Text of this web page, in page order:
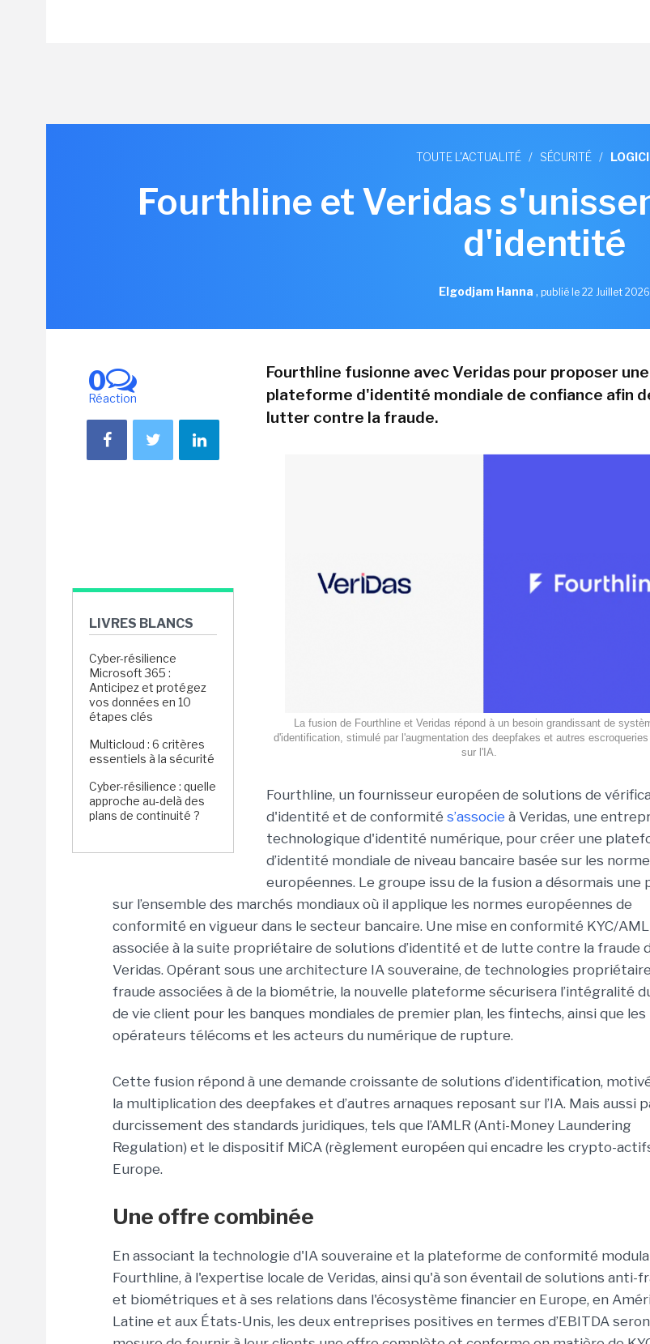
TOUTE L'ACTUALITÉ / SÉCURITÉ /
Fourthline et Veridas
d'identité
Elgodjam Hanna , publié le 22 Juillet 2026
0
Réaction
LIVRES BLANCS
Cyber-résilience
Microsoft 365 :
Anticipez et protégez
vos données en 10
étapes clés
Multicloud : 6 critères
essentiels à la sécurité
Cyber-résilience : quelle
approche au-delà des
plans de continuité ?
Fourthline fusionne avec Veridas pour proposer une
plateforme d'identité mondiale de confiance afin
lutter contre la fraude.
La fusion de Fourthline et Veridas répond à un besoin grandissant de
d'identification, stimulé par l'augmentation des deepfakes et autres
sur l'IA.
Fourthline, un fournisseur européen de solutions de
d'identité et de conformité s’associe à Veridas, une
technologique d'identité numérique, pour créer une
d’identité mondiale de niveau bancaire basée sur les
européennes. Le groupe issu de la fusion a désormais une
sur l’ensemble des marchés mondiaux où il applique les normes européennes de
conformité en vigueur dans le secteur bancaire. Une mise en conformité KYC/AML
associée à la suite propriétaire de solutions d’identité et de lutte contre la fraude
Veridas. Opérant sous une architecture IA souveraine, de technologies
fraude associées à de la biométrie, la nouvelle plateforme sécurisera l’intégralité
de vie client pour les banques mondiales de premier plan, les fintechs, ainsi que les
opérateurs télécoms et les acteurs du numérique de rupture.
Cette fusion répond à une demande croissante de solutions d’identification,
la multiplication des deepfakes et d’autres arnaques reposant sur l’IA. Mais aussi
durcissement des standards juridiques, tels que l’AMLR (Anti-Money Laundering
Regulation) et le dispositif MiCA (règlement européen qui encadre les crypto-
Europe.
Une offre combinée
En associant la technologie d'IA souveraine et la plateforme de conformité
Fourthline, à l'expertise locale de Veridas, ainsi qu'à son éventail de solutions anti-
et biométriques et à ses relations dans l'écosystème financier en Europe, en
Latine et aux États-Unis, les deux entreprises positives en termes d’EBITDA